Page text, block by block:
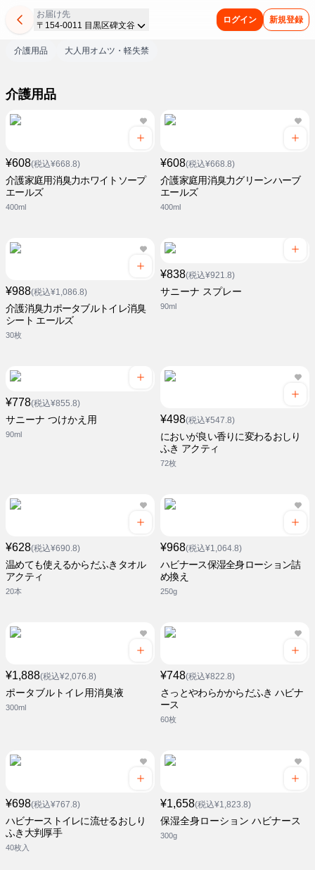
お届け先
〒154-0011 目黒区碑文谷
ログイン 新規登録
介護用品 大人用オムツ・軽失禁
介護用品
¥608(税込¥668.8)
介護家庭用消臭力ホワイトソープ
エールズ
400ml
¥608(税込¥668.8)
介護家庭用消臭力グリーンハーブ
エールズ
400ml
¥988(税込¥1,086.8)
介護消臭力ポータブルトイレ消臭
シート エールズ
30枚
¥838(税込¥921.8)
サニーナ スプレー
90ml
¥778(税込¥855.8)
サニーナ つけかえ用
90ml
¥498(税込¥547.8)
においが良い香りに変わるおしり
ふき アクティ
72枚
¥628(税込¥690.8)
温めても使えるからだふきタオル
アクティ
20本
¥968(税込¥1,064.8)
ハビナース保湿全身ローション詰
め換え
250g
¥1,888(税込¥2,076.8)
ポータブルトイレ用消臭液
300ml
¥748(税込¥822.8)
さっとやわらかからだふき ハビナ
ース
60枚
¥698(税込¥767.8)
ハビナーストイレに流せるおしり
ふき大判厚手
40枚入
¥1,658(税込¥1,823.8)
保湿全身ローション ハビナース
300g